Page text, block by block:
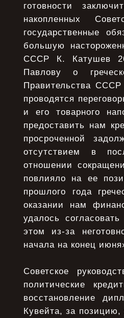
готовности
накопленных
государственные
большую
CCCP К. Катушев
Павлову о
Правительства
проводятся
и его товарного
предоставить нам
просроченной
отсутствием в
отношении
повлияло на ее
прошлого года
оказании нам
удалось
этом из-за
начала на конец
Советское
политические
восстановление
Кувейта, за позицию,